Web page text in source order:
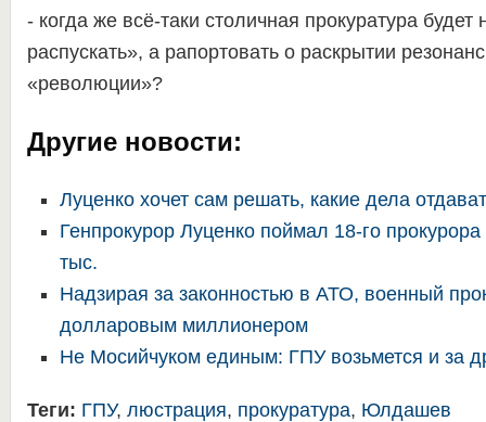
- когда же всё-таки столичная прокуратура будет
распускать», а рапортовать о раскрытии
«революции»?
Другие новости:
Луценко хочет сам решать, какие дела
Генпрокурор Луценко поймал 18-го прокурора
тыс.
Надзирая за законностью в АТО, военный
долларовым миллионером
Не Мосийчуком единым: ГПУ возьмется и за
Теги: ГПУ, люстрация, прокуратура, Юлдашев